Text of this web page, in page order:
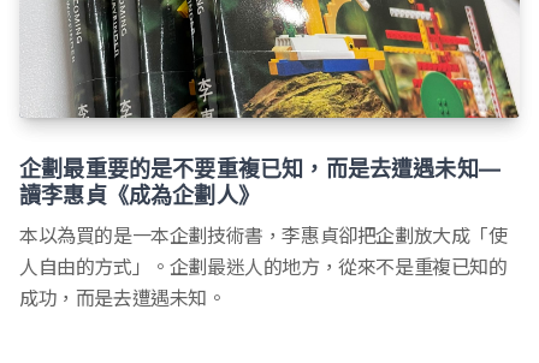
企劃最重要的是不要重複已知，而是去遭遇未知—
讀李惠貞《成為企劃人》
本以為買的是一本企劃技術書，李惠貞卻把企劃放大成「使
人自由的方式」。企劃最迷人的地方，從來不是重複已知的
成功，而是去遭遇未知。